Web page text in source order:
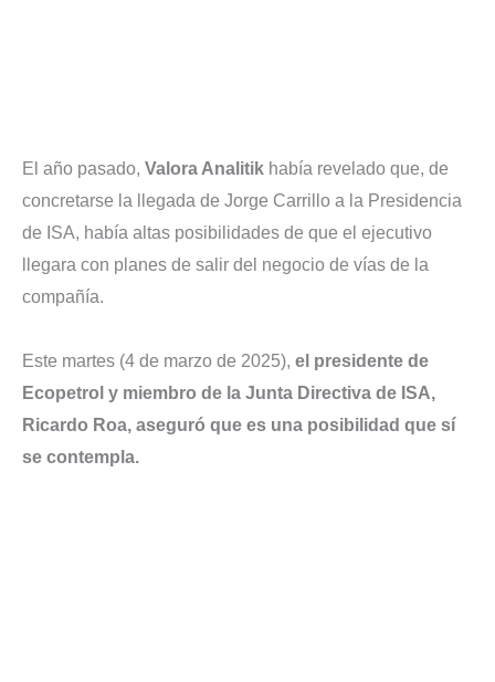
El año pasado, Valora Analitik había revelado que, de
concretarse la llegada de Jorge Carrillo a la Presidencia
de ISA, había altas posibilidades de que el ejecutivo
llegara con planes de salir del negocio de vías de la
compañía.
Este martes (4 de marzo de 2025), el presidente de
Ecopetrol y miembro de la Junta Directiva de ISA,
Ricardo Roa, aseguró que es una posibilidad que sí
se contempla.